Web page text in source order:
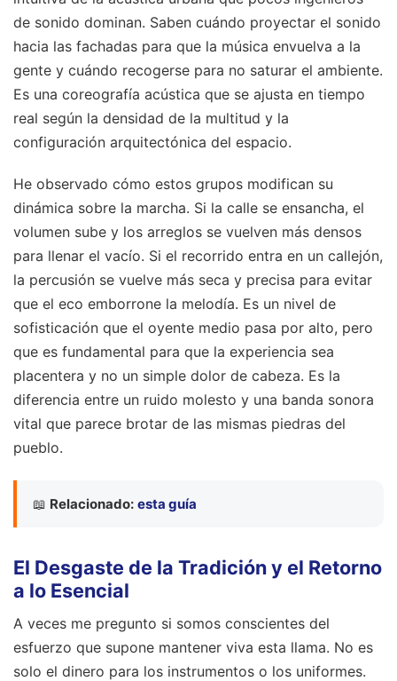
de sonido dominan. Saben cuándo proyectar el sonido
hacia las fachadas para que la música envuelva a la
gente y cuándo recogerse para no saturar el ambiente.
Es una coreografía acústica que se ajusta en tiempo
real según la densidad de la multitud y la
configuración arquitectónica del espacio.
He observado cómo estos grupos modifican su
dinámica sobre la marcha. Si la calle se ensancha, el
volumen sube y los arreglos se vuelven más densos
para llenar el vacío. Si el recorrido entra en un callejón,
la percusión se vuelve más seca y precisa para evitar
que el eco emborrone la melodía. Es un nivel de
sofisticación que el oyente medio pasa por alto, pero
que es fundamental para que la experiencia sea
placentera y no un simple dolor de cabeza. Es la
diferencia entre un ruido molesto y una banda sonora
vital que parece brotar de las mismas piedras del
pueblo.
📖 Relacionado: esta guía
El Desgaste de la Tradición y el Retorno
a lo Esencial
A veces me pregunto si somos conscientes del
esfuerzo que supone mantener viva esta llama. No es
solo el dinero para los instrumentos o los uniformes.